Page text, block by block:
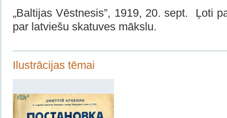
„Baltijas Vēstnesis”, 1919, 20. sept. Ļoti
par latviešu skatuves mākslu.
Ilustrācijas tēmai